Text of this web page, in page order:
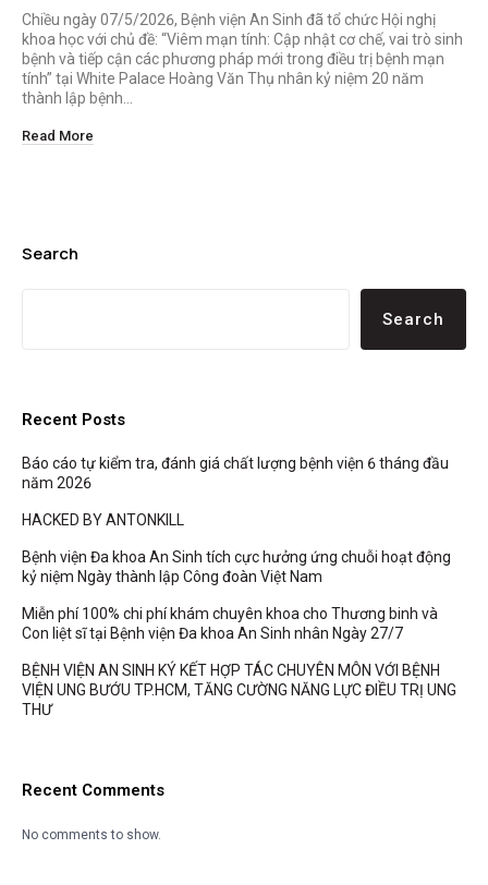
Chiều ngày 07/5/2026, Bệnh viện An Sinh đã tổ chức Hội nghị
khoa học với chủ đề: “Viêm mạn tính: Cập nhật cơ chế, vai trò sinh
bệnh và tiếp cận các phương pháp mới trong điều trị bệnh mạn
tính” tại White Palace Hoàng Văn Thụ nhân kỷ niệm 20 năm
thành lập bệnh…
Read More
Search
Search
Recent Posts
Báo cáo tự kiểm tra, đánh giá chất lượng bệnh viện 6 tháng đầu
năm 2026
HACKED BY ANTONKILL
Bệnh viện Đa khoa An Sinh tích cực hưởng ứng chuỗi hoạt động
kỷ niệm Ngày thành lập Công đoàn Việt Nam
Miễn phí 100% chi phí khám chuyên khoa cho Thương binh và
Con liệt sĩ tại Bệnh viện Đa khoa An Sinh nhân Ngày 27/7
BỆNH VIỆN AN SINH KÝ KẾT HỢP TÁC CHUYÊN MÔN VỚI BỆNH
VIỆN UNG BƯỚU TP.HCM, TĂNG CƯỜNG NĂNG LỰC ĐIỀU TRỊ UNG
THƯ
Recent Comments
No comments to show.